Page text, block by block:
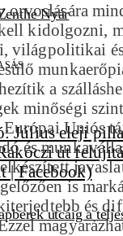
Nyár
utcáig a
orvoslására
kidolgozni,
világpolitikai és
a
minőségi
Uniós
és
is
és